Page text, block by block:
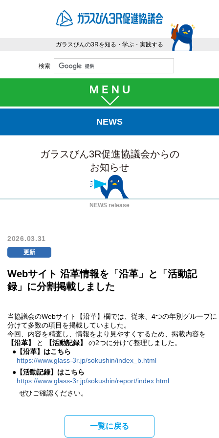
ガラスびんの3Rを知る・学ぶ・実践する
検索
NEWS
ガラスびん3R促進協議会からの
お知らせ
NEWS release
2026.03.31
更新
Webサイト 沿革情報を「沿革」と「活動記
録」に分割掲載しました
当協議会のWebサイト【沿革】欄では、従来、 4つの年別グループに
分けて多数の項目を掲載していました。
今回、内容を精査し、情報をより見やすくするため、掲載内容を
【沿革】
と 【活動記録】 の2つに分けて整理しました。
●【沿革】はこちら
https://www.glass-3r.jp/sokushin/index_b.html
●【活動記録】はこちら
https://www.glass-3r.jp/sokushin/report/index.html
ぜひご確認ください。
一覧に戻る